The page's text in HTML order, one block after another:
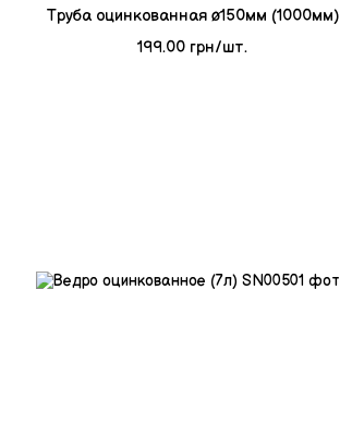
Tруба оцинкованная ø150мм (1000мм)
199.00 грн/шт.